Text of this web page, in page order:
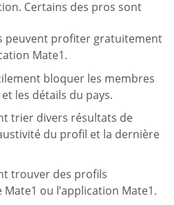
Certains des pros sont
peuvent profiter gratuitement
Mate1.
bloquer les membres
les détails du pays.
trier divers résultats de
du profil et la dernière
trouver des profils
ou l’application Mate1.